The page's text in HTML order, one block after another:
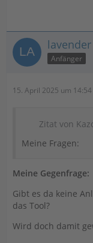
lavender
Anfänger
15. April 2025 um 14:54
Zitat von
Meine Fragen:
Meine Gegenfrage:
Gibt es da keine
das Tool?
Wird doch damit